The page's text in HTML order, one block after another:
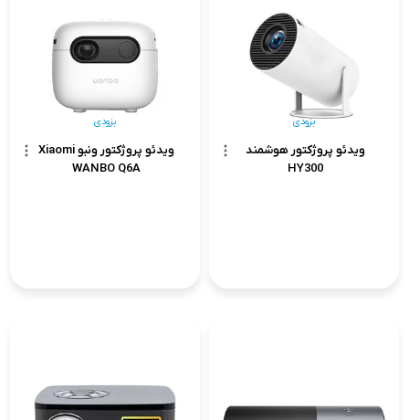
ویدئو پروژکتور هوشمند
HY300
بزودی
ویدئو پروژکتور ونبو Xiaomi
WANBO Q6A
بزودی